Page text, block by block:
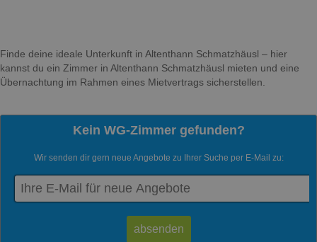
Finde deine ideale Unterkunft in Altenthann Schmatzhäusl – hier
kannst du ein Zimmer in Altenthann Schmatzhäusl mieten und eine
Übernachtung im Rahmen eines Mietvertrags sicherstellen.
Kein WG-Zimmer gefunden?
Wir senden dir gern neue Angebote zu Ihrer Suche per E-Mail zu: